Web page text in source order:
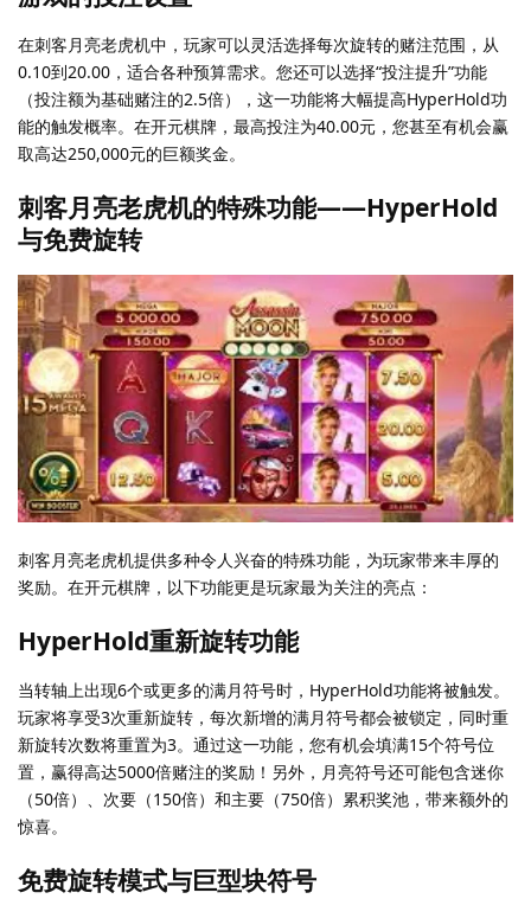
在刺客月亮老虎机中，玩家可以灵活选择每次旋转的赌注范围，从
0.10到20.00，适合各种预算需求。您还可以选择“投注提升”功能
（投注额为基础赌注的2.5倍），这一功能将大幅提高HyperHold功
能的触发概率。在开元棋牌，最高投注为40.00元，您甚至有机会赢
取高达250,000元的巨额奖金。
刺客月亮老虎机的特殊功能——HyperHold
与免费旋转
刺客月亮老虎机提供多种令人兴奋的特殊功能，为玩家带来丰厚的
奖励。在开元棋牌，以下功能更是玩家最为关注的亮点：
HyperHold重新旋转功能
当转轴上出现6个或更多的满月符号时，HyperHold功能将被触发。
玩家将享受3次重新旋转，每次新增的满月符号都会被锁定，同时重
新旋转次数将重置为3。通过这一功能，您有机会填满15个符号位
置，赢得高达5000倍赌注的奖励！另外，月亮符号还可能包含迷你
（50倍）、次要（150倍）和主要（750倍）累积奖池，带来额外的
惊喜。
免费旋转模式与巨型块符号